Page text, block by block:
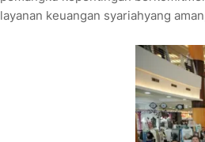
layanan keuangan syariahyang